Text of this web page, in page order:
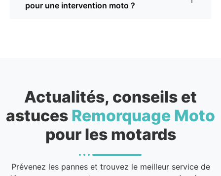
pour une intervention moto ?
Actualités, conseils et
astuces Remorquage Moto
pour les motards
Prévenez les pannes et trouvez le meilleur service de